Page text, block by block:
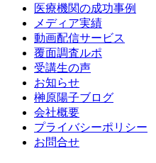
医療機関の成功事例
メディア実績
動画配信サービス
覆面調査ルポ
受講生の声
お知らせ
榊原陽子ブログ
会社概要
プライバシーポリシー
お問合せ